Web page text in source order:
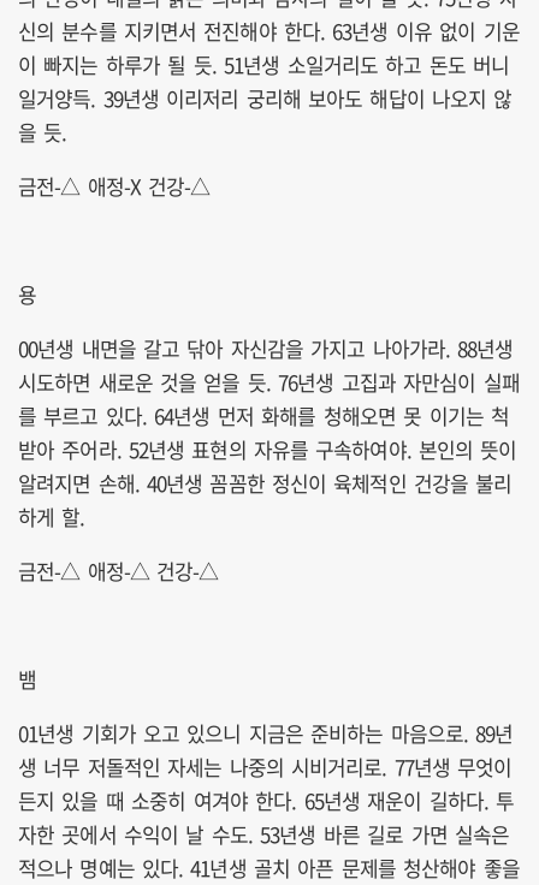
신의 분수를 지키면서 전진해야 한다. 63년생 이유 없이 기운
이 빠지는 하루가 될 듯. 51년생 소일거리도 하고 돈도 버니
일거양득. 39년생 이리저리 궁리해 보아도 해답이 나오지 않
을 듯.
금전-△ 애정-X 건강-△
용
00년생 내면을 갈고 닦아 자신감을 가지고 나아가라. 88년생
시도하면 새로운 것을 얻을 듯. 76년생 고집과 자만심이 실패
를 부르고 있다. 64년생 먼저 화해를 청해오면 못 이기는 척
받아 주어라. 52년생 표현의 자유를 구속하여야. 본인의 뜻이
알려지면 손해. 40년생 꼼꼼한 정신이 육체적인 건강을 불리
하게 할.
금전-△ 애정-△ 건강-△
뱀
01년생 기회가 오고 있으니 지금은 준비하는 마음으로. 89년
생 너무 저돌적인 자세는 나중의 시비거리로. 77년생 무엇이
든지 있을 때 소중히 여겨야 한다. 65년생 재운이 길하다. 투
자한 곳에서 수익이 날 수도. 53년생 바른 길로 가면 실속은
적으나 명예는 있다. 41년생 골치 아픈 문제를 청산해야 좋을